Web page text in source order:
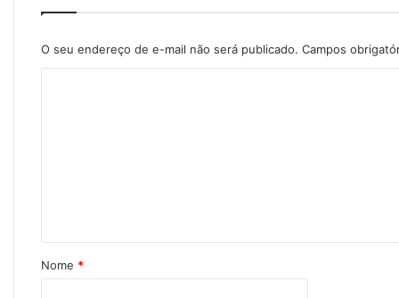
O seu endereço de e-mail não será publicado. Campos
Nome *